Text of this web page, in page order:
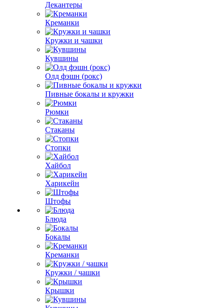
Декантеры
Креманки
Кружки и чашки
Кувшины
Олд фэшн (рокс)
Пивные бокалы и кружки
Рюмки
Стаканы
Стопки
Хайбол
Харикейн
Штофы
Блюда
Бокалы
Креманки
Кружки / чашки
Крышки